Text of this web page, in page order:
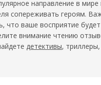
ПРО ВРАЧЕЙ
ПРО ДЕРЕВНЮ
ПРО ШПИОНОВ
направление в
сопереживать героям.
что ваше восприятие
внимание чтению
детективы,